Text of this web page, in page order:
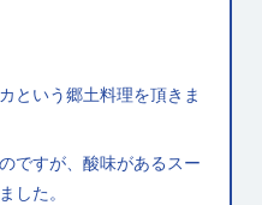
という郷土料理を頂きま
ですが、酸味があるスー
した。